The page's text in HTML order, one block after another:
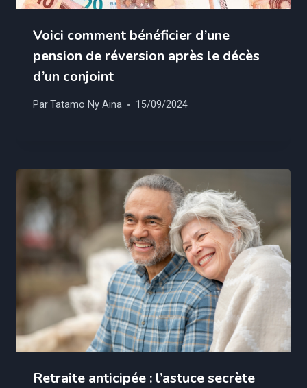
Voici comment bénéficier d’une
pension de réversion après le décès
d’un conjoint
ParTatamo Ny Aina 15/09/2024
Retraite anticipée : l’astuce secrète